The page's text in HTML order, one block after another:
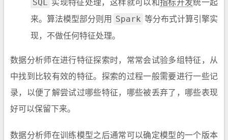
SQL
来。算法模型部分则用 Spark 等分布式计算引擎实
现，不做任何特征处理。
数据分析师在进行特征探索时，常常会试验多组特征，从
中找到比较有效的特征。探索的过程一般需要进行一些记
录，以便了解尝试过哪些特征，哪些被丢弃了，哪些表现
好可以保留下来。
数据分析师在训练模型之后通常可以确定模型的一个版本